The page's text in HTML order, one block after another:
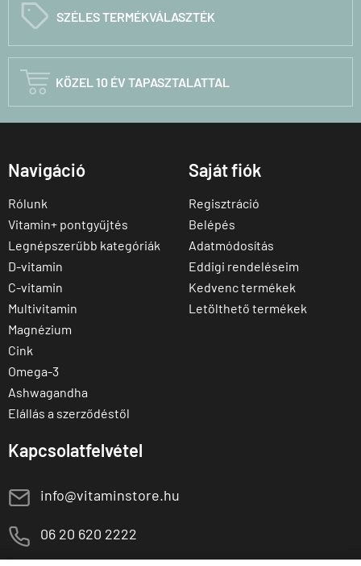
C SZÉLES TERMÉKVÁLASZTÉK
 KÖZEL 10 ÉV TAPASZTALATTAL
Navigáció
Rólunk
Vitamin+ pontgyűjtés
Legnépszerűbb kategóriák
D-vitamin
C-vitamin
Multivitamin
Magnézium
Cink
Omega-3
Ashwagandha
Elállás a szerződéstől
Saját fiók
Regisztráció
Belépés
Adatmódosítás
Eddigi rendeléseim
Kedvenc termékek
Letölthető termékek
Kapcsolatfelvétel
E info@vitaminstore.hu
M 06 20 620 2222